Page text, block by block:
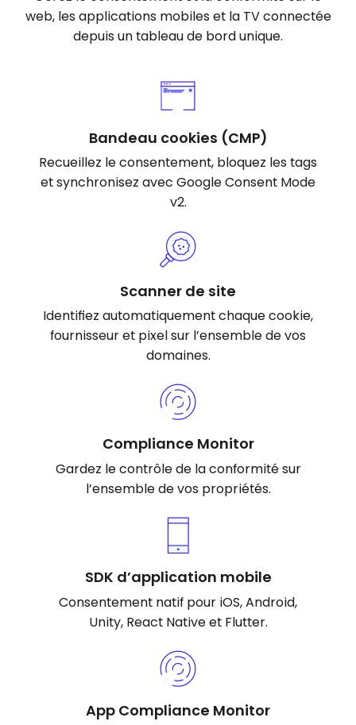
web, les applications mobiles et la TV connectée
depuis un tableau de bord unique.
Bandeau cookies (CMP)
Recueillez le consentement, bloquez les tags
et synchronisez avec Google Consent Mode
v2.
Scanner de site
Identifiez automatiquement chaque cookie,
fournisseur et pixel sur l’ensemble de vos
domaines.
Compliance Monitor
Gardez le contrôle de la conformité sur
l’ensemble de vos propriétés.
SDK d’application mobile
Consentement natif pour iOS, Android,
Unity, React Native et Flutter.
App Compliance Monitor